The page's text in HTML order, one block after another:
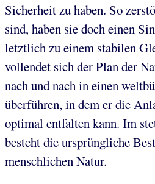
Sicherheit zu haben. So
sind, haben sie doch einen
letztlich zu einem stabilen
vollendet sich der Plan der
nach und nach in einen
überführen, in dem er die
optimal entfalten kann. Im
besteht die ursprüngliche
menschlichen Natur.